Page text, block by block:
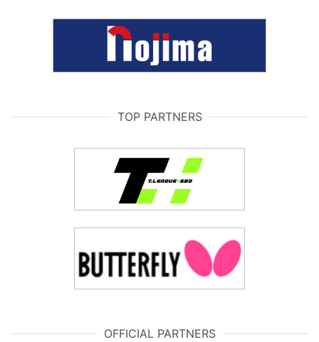
TOP PARTNERS
OFFICIAL PARTNERS